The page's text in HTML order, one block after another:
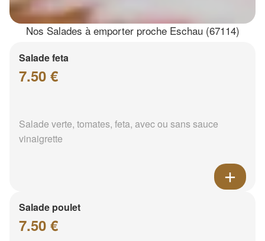
Nos Salades à emporter proche Eschau (67114)
Salade feta
7.50 €
Salade verte, tomates, feta, avec ou sans sauce
vinaigrette
Salade poulet
7.50 €